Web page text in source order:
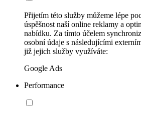
Přijetím této služby můžeme lépe
úspěšnost naší online reklamy a
nabídku. Za tímto účelem
osobní údaje s následujícími
již jejich služby využíváte:
Google Ads
Performance